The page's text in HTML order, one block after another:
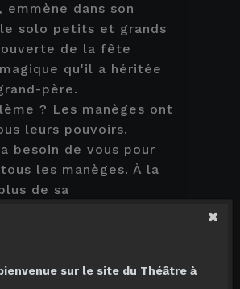
adultes/2
AJOUTER AU PANIER
emmène dans son
solo petits et grands
de la fête
qu'il a héritée
père.
? Les manèges ont
leurs pouvoirs.
besoin de vous pour
les manèges. À la
de sa
×
sur le site du Théâtre à